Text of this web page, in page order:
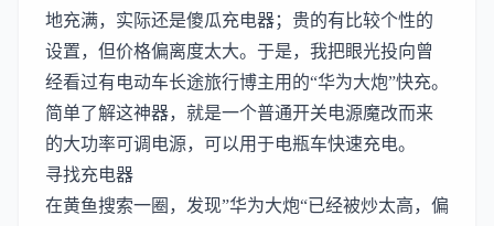
地充满，实际还是傻瓜充电器；贵的有比较个性的
设置，但价格偏离度太大。于是，我把眼光投向曾
经看过有电动车长途旅行博主用的“华为大炮”快充。
简单了解这神器，就是一个普通开关电源魔改而来
的大功率可调电源，可以用于电瓶车快速充电。
寻找充电器
在黄鱼搜索一圈，发现”华为大炮“已经被炒太高，偏